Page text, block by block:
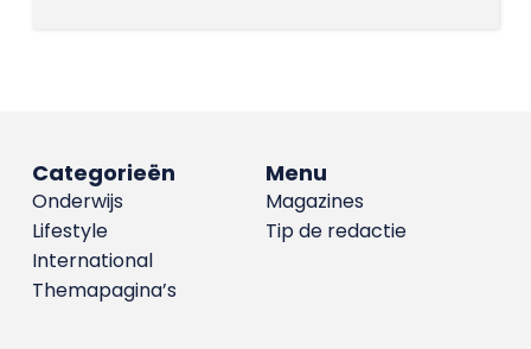
Menu
Magazines
Tip de redactie
Categorieën
Onderwijs
Lifestyle
International
Themapagina’s